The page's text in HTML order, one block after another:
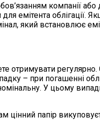
компанії
емітента
який
отримувати
– при погашенні
У цьому
цінний папір